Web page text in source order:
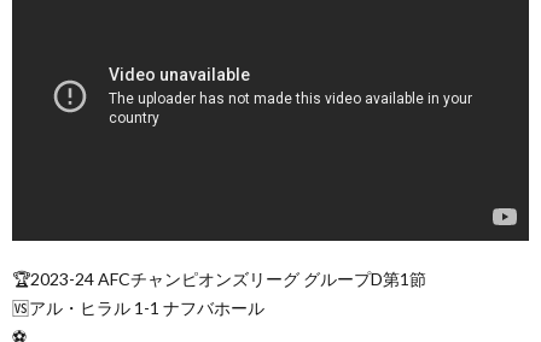
🏆2023-24 AFCチャンピオンズリーグ グループD第1節
🆚アル・ヒラル 1-1 ナフバホール
⚽